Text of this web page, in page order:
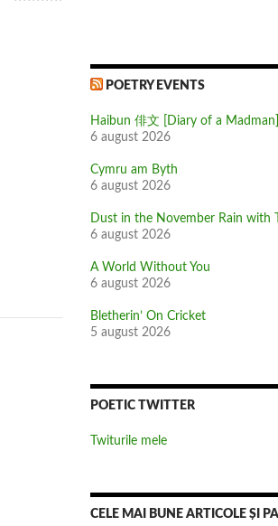
POETRY EVENTS
Haibun 俳文 [Diary of a Madman]
6 august 2026
Cymru am Byth
6 august 2026
Dust in the November Rain with
6 august 2026
A World Without You
6 august 2026
Bletherin’ On Cricket
5 august 2026
POETIC TWITTER
Twiturile mele
CELE MAI BUNE ARTICOLE ȘI